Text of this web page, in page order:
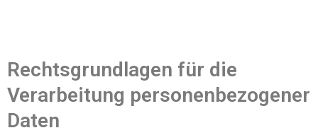
Rechtsgrundlagen für die
Verarbeitung personenbezogener
Daten